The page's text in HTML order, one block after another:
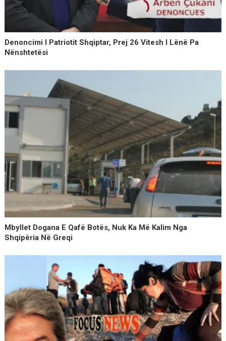
Denoncimi I Patriotit Shqiptar, Prej 26 Vitesh I Lënë Pa
Nënshtetësi
Mbyllet Dogana E Qafë Botës, Nuk Ka Më Kalim Nga
Shqipëria Në Greqi